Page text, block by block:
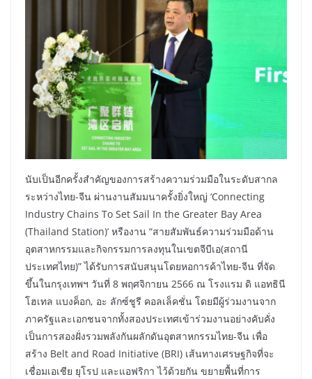
นับเป็นอีกครั้งสำคัญของการสร้างความร่วมมือในระดับสากล
ระหว่างไทย-จีน ผ่านงานสัมมนาครั้งยิ่งใหญ่ ‘Connecting
Industry Chains To Set Sail In the Greater Bay Area
(Thailand Station)’ หรืองาน “สายสัมพันธ์ความร่วมมือด้าน
อุตสาหกรรมและกิจกรรมการลงทุนในเขตจีบีเอ(สถานี
ประเทศไทย)” ได้รับการสนับสนุนโดยหอการค้าไทย-จีน ที่จัด
ขึ้นในกรุงเทพฯ วันที่ 8 พฤศจิกายน 2566 ณ โรงแรม ดิ แอทธินี
โฮเทล แบงค็อก, อะ ลักซ์ชูรี คอลเล็คชั่น โดยมีผู้ร่วมงานจาก
ภาครัฐและเอกชนจากทั้งสองประเทศเข้าร่วมงานอย่างคับคั่ง
เป็นการสองฝั่งรวมพลังกันผลักดันอุตสาหกรรมไทย-จีน เพื่อ
สร้าง Belt and Road Initiative (BRI) เส้นทางเศรษฐกิจที่จะ
เชื่อมเอเชีย ยุโรป และแอฟริกา ไว้ด้วยกัน ขยายพื้นที่การ